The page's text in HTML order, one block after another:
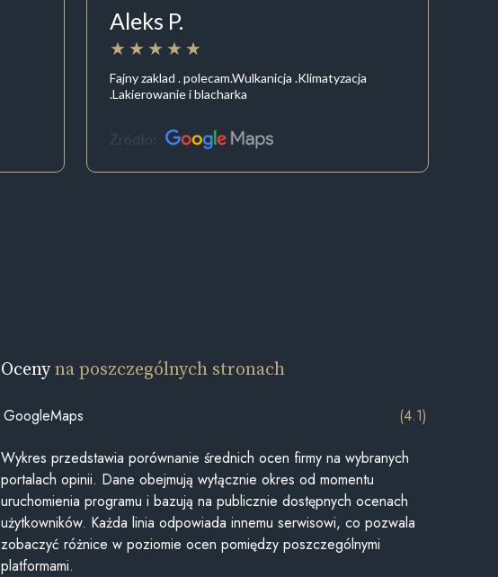
Aleks P.
Fajny zaklad . polecam.Wulkanicja .Klimatyzacja
.Lakierowanie i blacharka
Źródło:
Ocenyna poszczególnych stronach
GoogleMaps (4.1)
Wykres przedstawia porównanie średnich ocen firmy na wybranych
portalach opinii. Dane obejmują wyłącznie okres od momentu
uruchomienia programu i bazują na publicznie dostępnych ocenach
użytkowników. Każda linia odpowiada innemu serwisowi, co pozwala
zobaczyć różnice w poziomie ocen pomiędzy poszczególnymi
platformami.